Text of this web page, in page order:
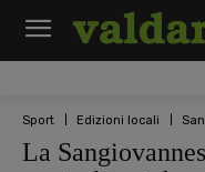
Sport Edizioni locali
La